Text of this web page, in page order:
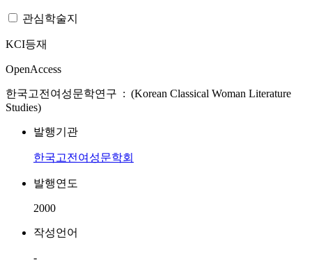
관심학술지
KCI등재
OpenAccess
한국고전여성문학연구 : (Korean Classical Woman Literature
Studies)
발행기관
한국고전여성문학회
발행연도
2000
작성언어
-